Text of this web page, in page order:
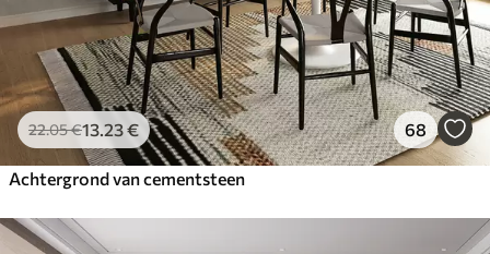
22.05€13 .23€ 68
Achtergrond van cementsteen